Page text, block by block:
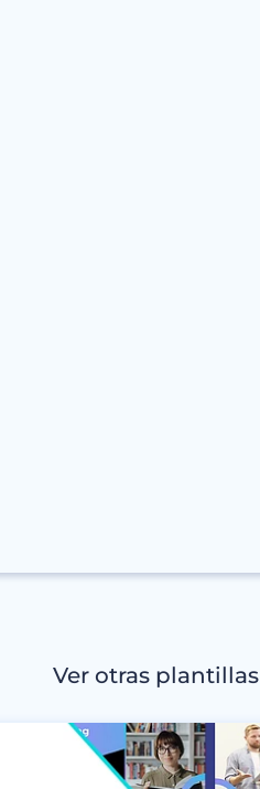
Ver otras plantillas